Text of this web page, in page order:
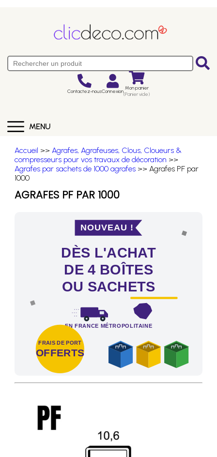
Contactez-nousConnexion Mon panier
(Panier vide)
MENU
Accueil >> Agrafes, Agrafeuses, Clous, Cloueurs &
compresseurs pour vos travaux de décoration >>
Agrafes par sachets de 1000 agrafes >> Agrafes PF par
1000
AGRAFES PF PAR 1000
NOUVEAU !
DÈS L'ACHAT
DE 4 BOÎTES
OU SACHETS
EN FRANCE MÉTROPOLITAINE
FRAIS DE PORT
OFFERTS
Frais de port offerts en France métropolitaine dès l'achat de